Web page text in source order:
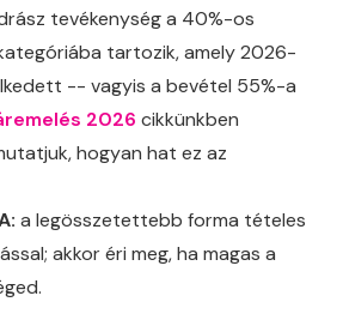
tevékenység a 40%-os
tartozik, amely 2026-
-- vagyis a bevétel 55%-a
2026 cikkünkben
hogyan hat ez az
a legösszetettebb forma tételes
akkor éri meg, ha magas a